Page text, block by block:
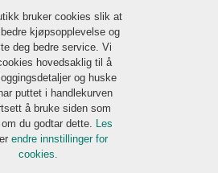
bruker cookies slik at
kjøpsopplevelse og
deg bedre service. Vi
hovedsaklig til å
og huske
puttet i handlekurven
å bruke siden som
du godtar dette. Les
endre innstillinger for
cookies.